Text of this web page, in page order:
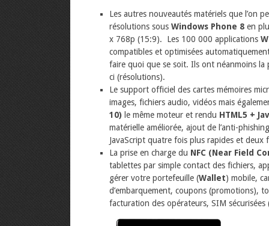
Les autres nouveautés matériels que l’on
résolutions sous Windows Phone 8 en
x 768p (15:9). Les 100 000 applications
compatibles et optimisées
faire quoi que se soit. Ils ont néanmoins la
ci (résolutions).
Le support officiel des cartes mémoires
images, fichiers audio, vidéos mais
10) le même moteur et rendu HTML5 +
matérielle améliorée, ajout de l’anti-
JavaScript quatre fois plus rapides et
La prise en charge du NFC (Near Field
tablettes par simple contact des fichiers,
gérer votre portefeuille (Wallet) mobile,
d’embarquement, coupons (promotions),
facturation des opérateurs, SIM sécurisées